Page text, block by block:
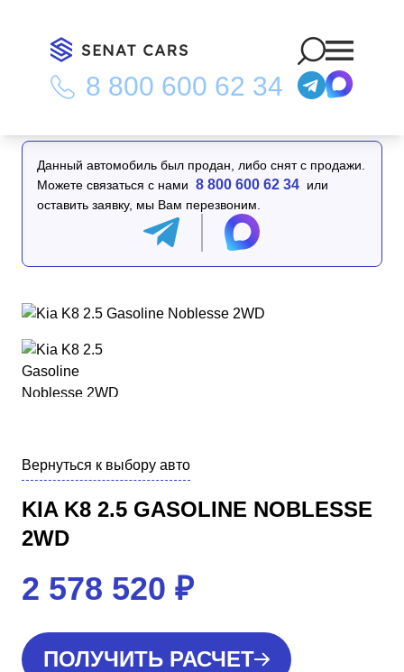
8 800 600 62 34
Главная Каталог/Kia K8 2.5 Gasoline Noblesse 2WD
Данный автомобиль был продан, либо снят с продажи.
Можете связаться с нами 8 800 600 62 34 или
оставить заявку, мы Вам перезвоним.
Вернуться к выбору авто
KIA K8 2.5 GASOLINE NOBLESSE
2WD
2 578 520 ₽
ПОЛУЧИТЬ РАСЧЕТ